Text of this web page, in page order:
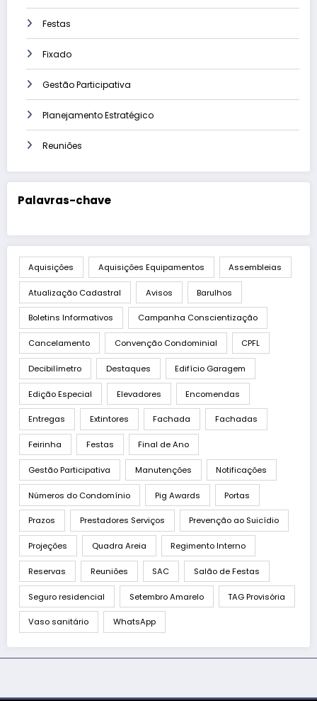
Festas
Fixado
Gestão Participativa
Planejamento Estratégico
Reuniões
Palavras-chave
Aquisições Aquisições Equipamentos Assembleias
Atualização Cadastral Avisos Barulhos
Boletins Informativos Campanha Conscientização
Cancelamento Convenção Condominial CPFL
Decibilímetro Destaques Edifício Garagem
Edição Especial Elevadores Encomendas
Entregas Extintores Fachada Fachadas
Feirinha Festas Final de Ano
Gestão Participativa Manutenções Notificações
Números do Condomínio Pig Awards Portas
Prazos Prestadores Serviços Prevenção ao Suicídio
Projeções Quadra Areia Regimento Interno
Reservas Reuniões SAC Salão de Festas
Seguro residencial Setembro Amarelo TAG Provisória
Vaso sanitário WhatsApp